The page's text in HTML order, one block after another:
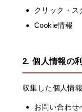
クリック・ス
Cookie情報
2. 個人情報の
収集した個人情
お問い合わせ